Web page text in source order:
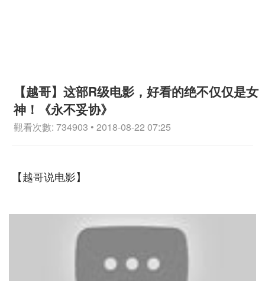
【越哥】这部R级电影，好看的绝不仅仅是女
神！《永不妥协》
觀看次數: 734903 • 2018-08-22 07:25
【越哥说电影】